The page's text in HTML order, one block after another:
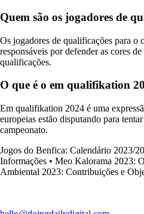
Quem são os jogadores de
Os jogadores de qualificações para o
responsáveis por defender as cores
qualificações.
O que é o em qualifikation
Em qualifikation 2024 é uma
europeias estão disputando para
campeonato.
Jogos do Benfica: Calendário 2023/
Informações • Meo Kalorama 2023:
Ambiental 2023: Contribuições e